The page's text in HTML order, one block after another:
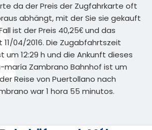
da der Preis der Zugfahrkarte oft
abhängt, mit der Sie sie gekauft
ist der Preis 40,25€ und das
04/2016. Die Zugabfahrtszeit
um 12:29 h und die Ankunft dieses
maría Zambrano Bahnhof ist um
Reise von Puertollano nach
war 1 hora 55 minutos.